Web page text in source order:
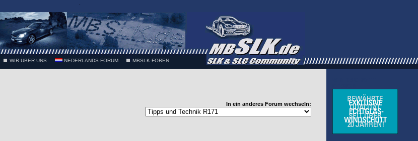
WIR ÜBER UNS NEDERLANDS FORUM MBSLK-FOREN
In ein anderes Forum wechseln: